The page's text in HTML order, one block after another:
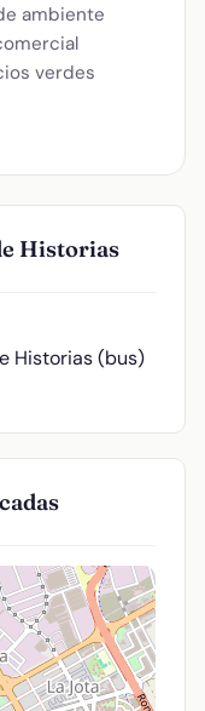
ambiente
verdes
Historias
Historias (bus)